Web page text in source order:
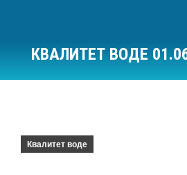
КВАЛИТЕТ ВОДЕ
Квалитет воде